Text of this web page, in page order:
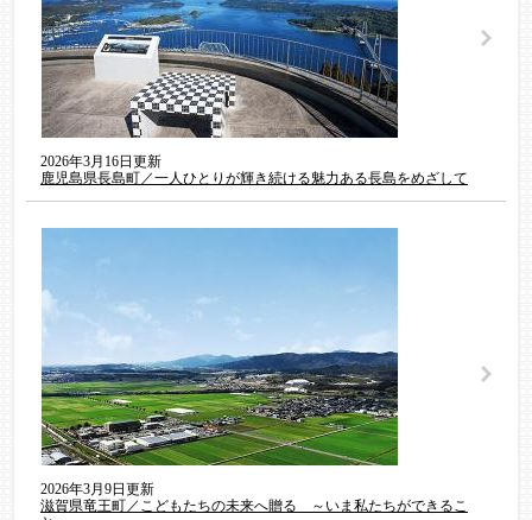
2026年3月16日更新
鹿児島県長島町／一人ひとりが輝き続ける魅力ある長島をめざして
2026年3月9日更新
滋賀県竜王町／こどもたちの未来へ贈る ～いま私たちができるこ